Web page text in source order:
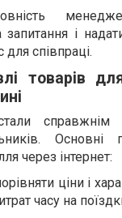
запитання і
співпраці.
товарів
справжнім
Основні
через інтернет:
ціни і
часу на